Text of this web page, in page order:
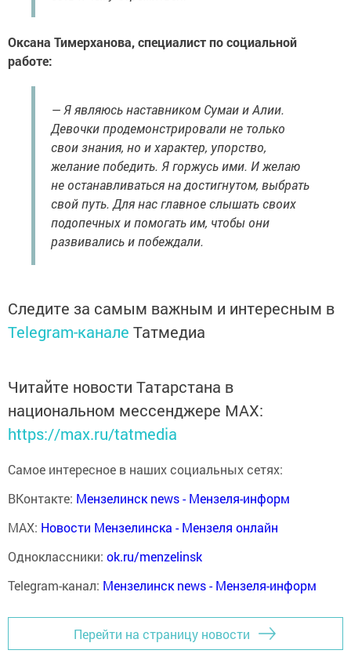
Оксана Тимерханова, специалист по социальной
работе:
— Я являюсь наставником Сумаи и Алии.
Девочки продемонстрировали не только
свои знания, но и характер, упорство,
желание победить. Я горжусь ими. И желаю
не останавливаться на достигнутом, выбрать
свой путь. Для нас главное слышать своих
подопечных и помогать им, чтобы они
развивались и побеждали.
Следите за самым важным и интересным в
Telegram-канале Татмедиа
Читайте новости Татарстана в
национальном мессенджере MАХ:
https://max.ru/tatmedia
Самое интересное в наших социальных сетях:
ВКонтакте: Мензелинск news - Мензеля-информ
MAX: Новости Мензелинска - Мензеля онлайн
Одноклассники: ok.ru/menzelinsk
Telegram-канал: Мензелинск news - Мензеля-информ
Перейти на страницу новости